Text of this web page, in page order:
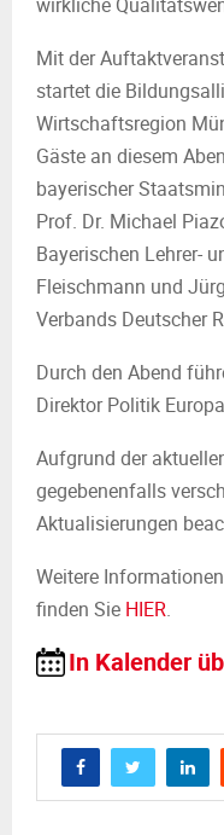
Mit der
startet die
Wirtschaftsregion
Gäste an diesem
bayerischer
Prof. Dr. Michael
Bayerischen Lehrer-
Fleischmann und
Verbands Deutscher
Durch den Abend
Direktor Politik
Aufgrund der
gegebenenfalls
Aktualisierungen
Weitere
finden Sie HIER.
In Kalender